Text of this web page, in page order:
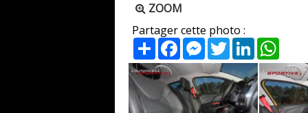
ZOOM
Partager cette photo :
PartagerFacebookMessenger
TwitterLinkedIn